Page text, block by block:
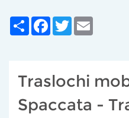
Share FacebookTwitter
Traslochi
Spaccata -